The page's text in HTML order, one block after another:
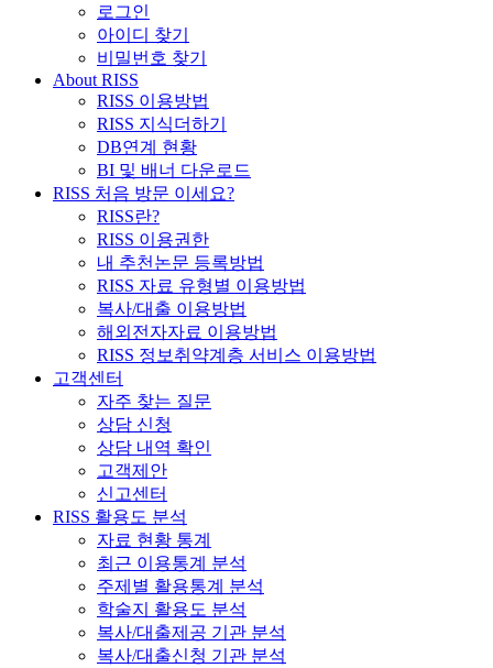
로그인
아이디 찾기
비밀번호 찾기
About RISS
RISS 이용방법
RISS 지식더하기
DB연계 현황
BI 및 배너 다운로드
RISS 처음 방문 이세요?
RISS란?
RISS 이용권한
내 추천논문 등록방법
RISS 자료 유형별 이용방법
복사/대출 이용방법
해외전자자료 이용방법
RISS 정보취약계층 서비스 이용방법
고객센터
자주 찾는 질문
상담 신청
상담 내역 확인
고객제안
신고센터
RISS 활용도 분석
자료 현황 통계
최근 이용통계 분석
주제별 활용통계 분석
학술지 활용도 분석
복사/대출제공 기관 분석
복사/대출신청 기관 분석